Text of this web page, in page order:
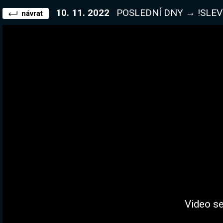
návrat 10. 11. 2022 POSLEDNÍ DNY → !SLEVY Dneska
Video